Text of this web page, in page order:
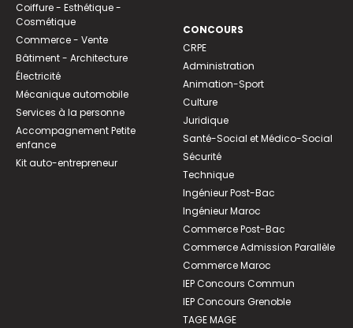
Coiffure - Esthétique -
Cosmétique
Commerce - Vente
Bâtiment - Architecture
Électricité
Mécanique automobile
Services à la personne
Accompagnement Petite
enfance
Kit auto-entrepreneur
CONCOURS
CRPE
Administration
Animation-Sport
Culture
Juridique
Santé-Social et Médico-Social
Sécurité
Technique
Ingénieur Post-Bac
Ingénieur Maroc
Commerce Post-Bac
Commerce Admission Parallèle
Commerce Maroc
IEP Concours Commun
IEP Concours Grenoble
TAGE MAGE